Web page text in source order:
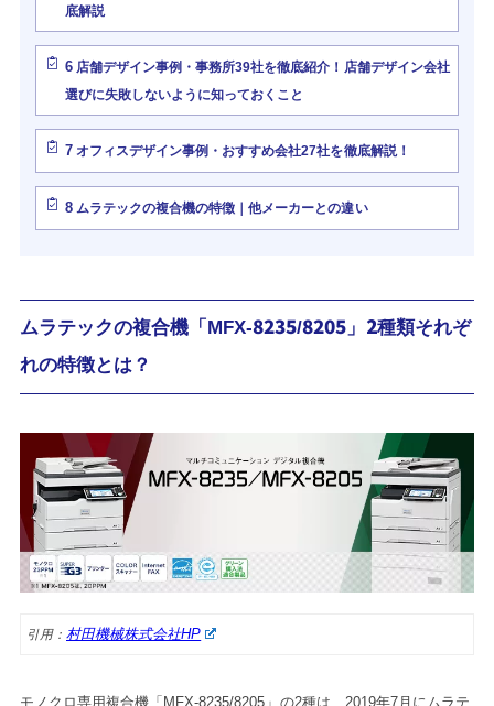
底解説
6店舗デザイン事例・事務所39社を徹底紹介！店舗デザイン会社
選びに失敗しないように知っておくこと
7オフィスデザイン事例・おすすめ会社27社を徹底解説！
8ムラテックの複合機の特徴｜他メーカーとの違い
ムラテックの複合機「MFX-8235/8205」2種類それぞ
れの特徴とは？
引用： 村田機械株式会社HP
モノクロ専用複合機「MFX-8235/8205」の2種は、2019年7月にムラテ